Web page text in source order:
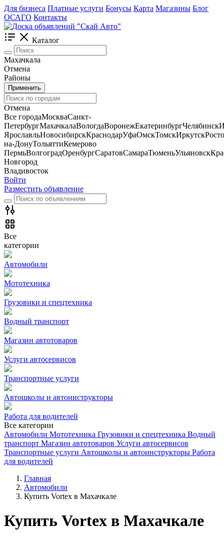
Для бизнеса Платные услуги Бонусы Карта Магазины Блог
ОСАГО Контакты
Каталог
Махачкала
Отмена
Районы
Применить
Отмена
Все городаМоскваСанкт-
ПетербургМахачкалаВологдаВоронежЕкатеринбургЧелябинск
ЯрославльНовосибирскКраснодарУфаОмскТомскИркутск
на-ДонуТольяттиКемерово
ПермьВолгоградОренбургСаратовСамараТюменьУльяновск
Новгород
Владивосток
Войти
Разместить объявление
Все
категории
Автомобили
Мототехника
Грузовики и спецтехника
Водный транспорт
Магазин автотоваров
Услуги автосервисов
Транспортные услуги
Автошколы и автоинструкторы
Работа для водителей
Все категории
Автомобили Мототехника Грузовики и спецтехника Водный
транспорт Магазин автотоваров Услуги автосервисов
Транспортные услуги Автошколы и автоинструкторы Работа
для водителей
Главная
Автомобили
Купить Vortex в Махачкале
Купить Vortex в Махачкале